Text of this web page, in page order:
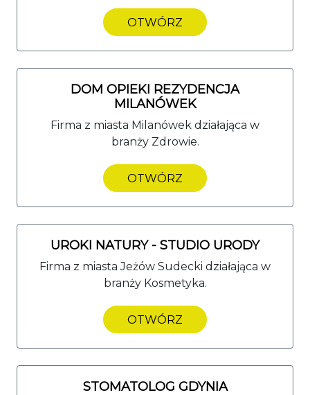
OTWÓRZ
DOM OPIEKI REZYDENCJA
MILANÓWEK
Firma z miasta Milanówek działająca w
branży Zdrowie.
OTWÓRZ
UROKI NATURY - STUDIO URODY
Firma z miasta Jeżów Sudecki działająca w
branży Kosmetyka.
OTWÓRZ
STOMATOLOG GDYNIA